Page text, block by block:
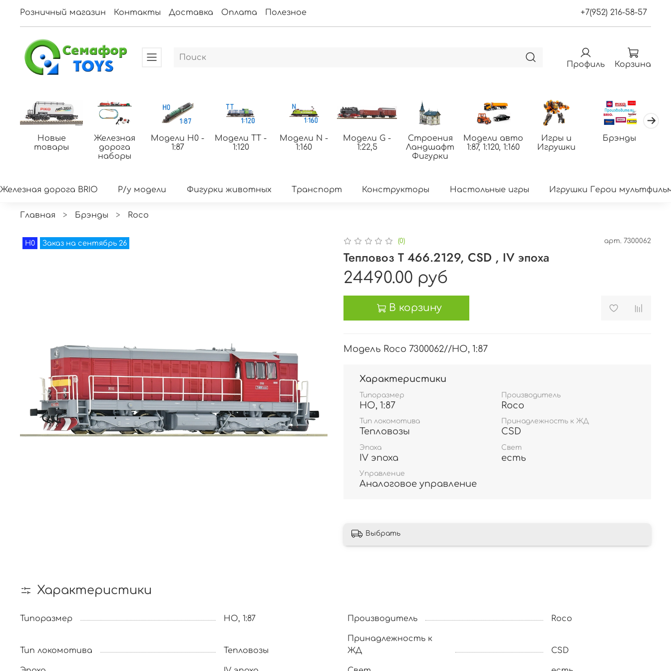
Розничный магазин Контакты Доставка Оплата Полезное +7(952) 216-58-57
Профиль Корзина
Новые
товары
Железная
дорога
наборы
Модели H0 -
1:87
Модели ТТ -
1:120
Модели N -
1:160
Модели G -
1:22,5
Строения
Ландшафт
Фигурки
Модели авто
1:87, 1:120, 1:160
Игры и
Игрушки
Брэнды
Железная дорога BRIO Р/у модели Фигурки животных Транспорт Конструкторы Настольные игры Игрушки Герои
Главная Брэнды Roco
H0 Заказ на сентябрь 26 (0) арт. 7300062
Тепловоз T 466.2129, CSD , IV эпоха
24490.00 руб
В корзину
Модель Roco 7300062//HO, 1:87
Характеристики
Типоразмер
HO, 1:87
Производитель
Roco
Тип локомотива
Тепловозы
Принадлежность к ЖД
CSD
Эпоха
IV эпоха
Свет
есть
Управление
Аналоговое управление
Выбрать
Характеристики
Типоразмер HO, 1:87 Производитель Roco
Тип локомотива Тепловозы
Принадлежность к
ЖД
CSD